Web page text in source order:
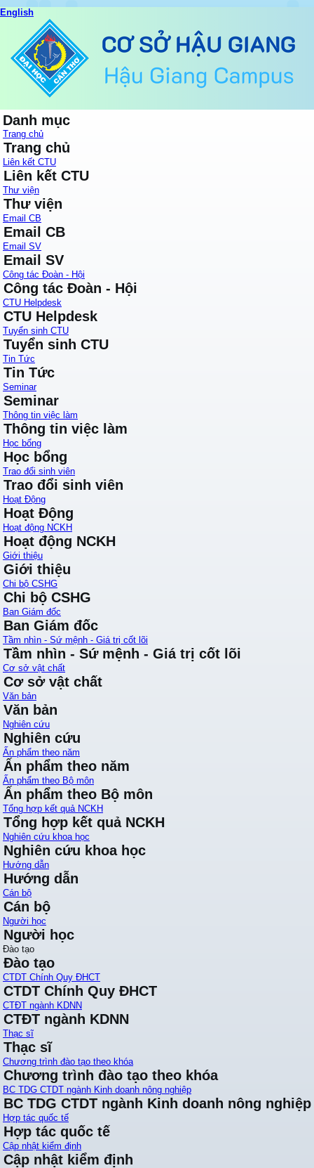
English
Danh mục
Trang chủ
Trang chủ
Liên kết CTU
Liên kết CTU
Thư viện
Thư viện
Email CB
Email CB
Email SV
Email SV
Công tác Đoàn - Hội
Công tác Đoàn - Hội
CTU Helpdesk
CTU Helpdesk
Tuyển sinh CTU
Tuyển sinh CTU
Tin Tức
Tin Tức
Seminar
Seminar
Thông tin việc làm
Thông tin việc làm
Học bổng
Học bổng
Trao đổi sinh viên
Trao đổi sinh viên
Hoạt Động
Hoạt Động
Hoạt động NCKH
Hoạt động NCKH
Giới thiệu
Giới thiệu
Chi bộ CSHG
Chi bộ CSHG
Ban Giám đốc
Ban Giám đốc
Tầm nhìn - Sứ mệnh - Giá trị cốt lõi
Tầm nhìn - Sứ mệnh - Giá trị cốt lõi
Cơ sở vật chất
Cơ sở vật chất
Văn bản
Văn bản
Nghiên cứu
Nghiên cứu
Ấn phẩm theo năm
Ấn phẩm theo năm
Ấn phẩm theo Bộ môn
Ấn phẩm theo Bộ môn
Tổng hợp kết quả NCKH
Tổng hợp kết quả NCKH
Nghiên cứu khoa học
Nghiên cứu khoa học
Hướng dẫn
Hướng dẫn
Cán bộ
Cán bộ
Người học
Người học
Đào tạo
Đào tạo
CTDT Chính Quy ĐHCT
CTDT Chính Quy ĐHCT
CTĐT ngành KDNN
CTĐT ngành KDNN
Thạc sĩ
Thạc sĩ
Chương trình đào tạo theo khóa
Chương trình đào tạo theo khóa
BC TDG CTDT ngành Kinh doanh nông nghiệp
BC TDG CTDT ngành Kinh doanh nông nghiệp
Hợp tác quốc tế
Hợp tác quốc tế
Cập nhật kiểm định
Cập nhật kiểm định